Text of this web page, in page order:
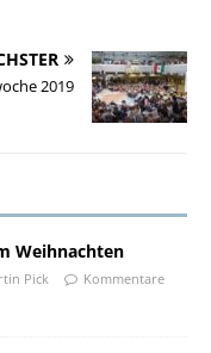
2019
Weihnachten
Pick
Kommentare